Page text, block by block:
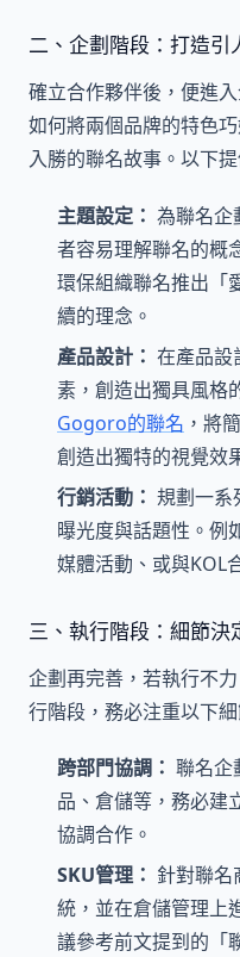
二、企劃階段：打造引
確立合作夥伴後，便進
如何將兩個品牌的特色
入勝的聯名故事。以下
主題設定： 為聯名企
者容易理解聯名的概
環保組織聯名推出「
續的理念。
產品設計： 在產品設
素，創造出獨具風格
Gogoro的聯名 ，將
創造出獨特的視覺效
行銷活動： 規劃一系
曝光度與話題性。例
媒體活動、或與KOL
三、執行階段：細節決
企劃再完善，若執行不
行階段，務必注重以下細
跨部門協調： 聯名企
品、倉儲等，務必建
協調合作。
SKU管理： 針對聯名
統，並在倉儲管理上
議參考前文提到的「